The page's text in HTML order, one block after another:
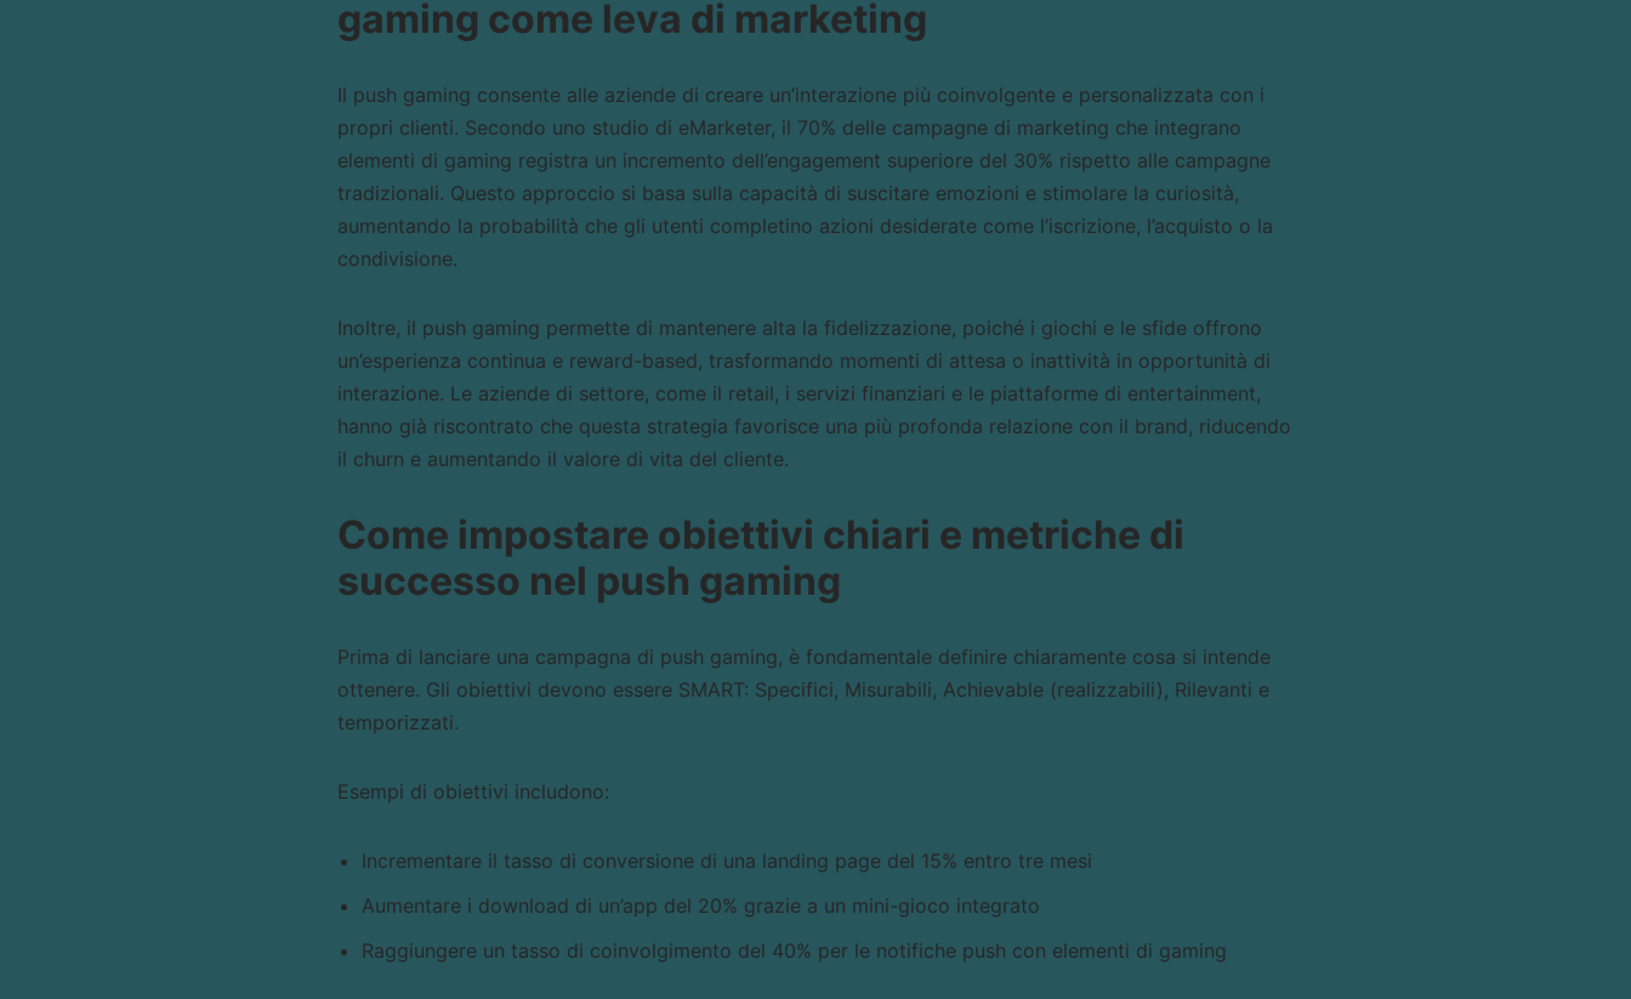
gaming come leva di marketing
Il push gaming consente alle aziende di creare un’interazione più coinvolgente e personalizzata con i
propri clienti. Secondo uno studio di eMarketer, il 70% delle campagne di marketing che integrano
elementi di gaming registra un incremento dell’engagement superiore del 30% rispetto alle campagne
tradizionali. Questo approccio si basa sulla capacità di suscitare emozioni e stimolare la curiosità,
aumentando la probabilità che gli utenti completino azioni desiderate come l’iscrizione, l’acquisto o la
condivisione.
Inoltre, il push gaming permette di mantenere alta la fidelizzazione, poiché i giochi e le sfide offrono
un’esperienza continua e reward-based, trasformando momenti di attesa o inattività in opportunità di
interazione. Le aziende di settore, come il retail, i servizi finanziari e le piattaforme di entertainment,
hanno già riscontrato che questa strategia favorisce una più profonda relazione con il brand, riducendo
il churn e aumentando il valore di vita del cliente.
Come impostare obiettivi chiari e metriche di
successo nel push gaming
Prima di lanciare una campagna di push gaming, è fondamentale definire chiaramente cosa si intende
ottenere. Gli obiettivi devono essere SMART: Specifici, Misurabili, Achievable (realizzabili), Rilevanti e
temporizzati.
Esempi di obiettivi includono:
Incrementare il tasso di conversione di una landing page del 15% entro tre mesi
Aumentare i download di un’app del 20% grazie a un mini-gioco integrato
Raggiungere un tasso di coinvolgimento del 40% per le notifiche push con elementi di gaming